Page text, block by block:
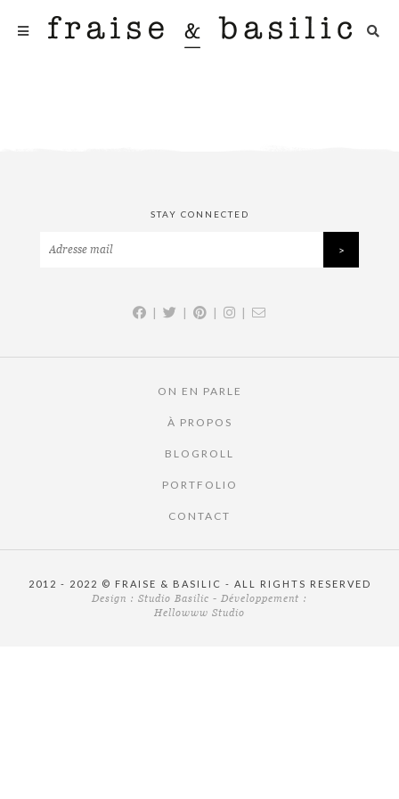
STAY CONNECTED
| | | |
ON EN PARLE
À PROPOS
BLOGROLL
PORTFOLIO
CONTACT
2012 - 2022 © FRAISE & BASILIC - ALL RIGHTS RESERVED
Design : Studio Basilic - Développement :
Hellowww Studio